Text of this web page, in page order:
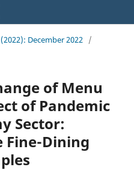
December 2022 /
of Menu
of Pandemic
Sector:
Fine-Dining